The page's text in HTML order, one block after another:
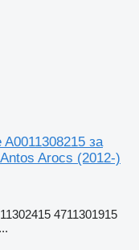
за
Arocs (2012-)
4711301915